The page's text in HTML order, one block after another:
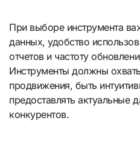
При выборе инструмента
данных, удобство
отчетов и частоту
Инструменты должны
продвижения, быть
предоставлять актуальные
конкурентов.